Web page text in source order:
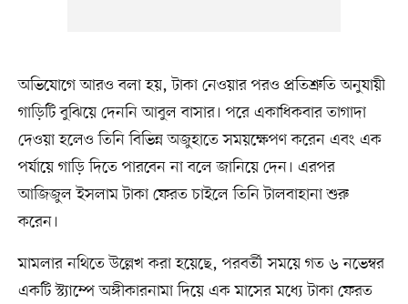
অভিযোগে আরও বলা হয়, টাকা নেওয়ার পরও প্রতিশ্রুতি অনুযায়ী
গাড়িটি বুঝিয়ে দেননি আবুল বাসার। পরে একাধিকবার তাগাদা
দেওয়া হলেও তিনি বিভিন্ন অজুহাতে সময়ক্ষেপণ করেন এবং এক
পর্যায়ে গাড়ি দিতে পারবেন না বলে জানিয়ে দেন। এরপর
আজিজুল ইসলাম টাকা ফেরত চাইলে তিনি টালবাহানা শুরু
করেন।
মামলার নথিতে উল্লেখ করা হয়েছে, পরবর্তী সময়ে গত ৬ নভেম্বর
একটি স্ট্যাম্পে অঙ্গীকারনামা দিয়ে এক মাসের মধ্যে টাকা ফেরত